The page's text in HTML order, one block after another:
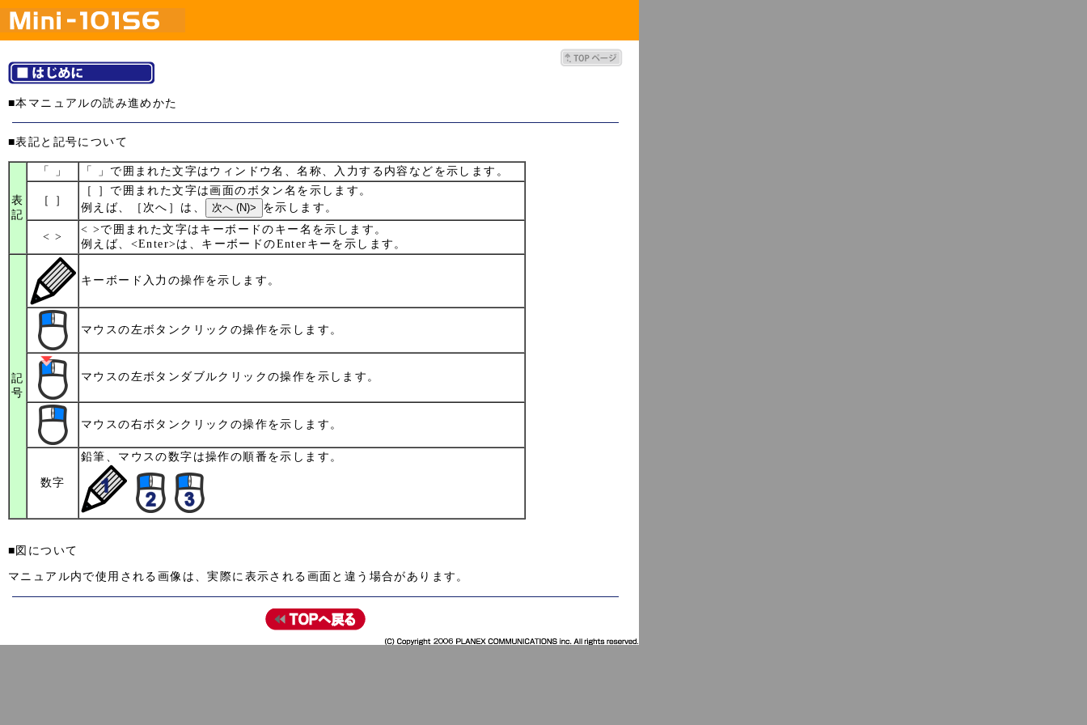
■本マニュアルの読み進めかた
■表記と記号について
表
記
「 」 「 」で囲まれた文字はウィンドウ名、名称、入力する内容などを示します。
［ ］
［ ］で囲まれた文字は画面のボタン名を示します。
例えば、［次へ］は、
を示します。
< >
< >で囲まれた文字はキーボードのキー名を示します。
例えば、<Enter>は、キーボードのEnterキーを示します。
記
号
キーボード入力の操作を示します。
マウスの左ボタンクリックの操作を示します。
マウスの左ボタンダブルクリックの操作を示します。
マウスの右ボタンクリックの操作を示します。
数字
鉛筆、マウスの数字は操作の順番を示します。
■図について
マニュアル内で使用される画像は、実際に表示される画面と違う場合があります。